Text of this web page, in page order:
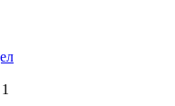
1